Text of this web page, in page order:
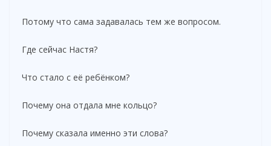
Потому что сама задавалась тем же вопросом.
Где сейчас Настя?
Что стало с её ребёнком?
Почему она отдала мне кольцо?
Почему сказала именно эти слова?